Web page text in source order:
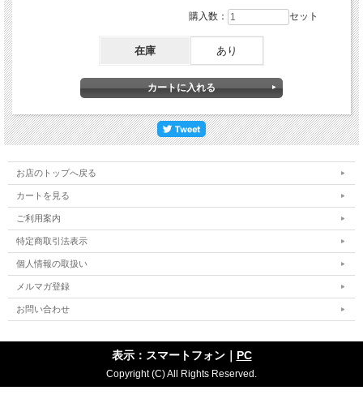
購入数： セット
在庫 あり
お店のトップへ戻る
カートを見る
ご利用案内
特定商取引法表示
個人情報の取扱い
メルマガ登録
お問い合わせ
表示：スマートフォン｜ PC
Copyright (C) All Rights Reserved.